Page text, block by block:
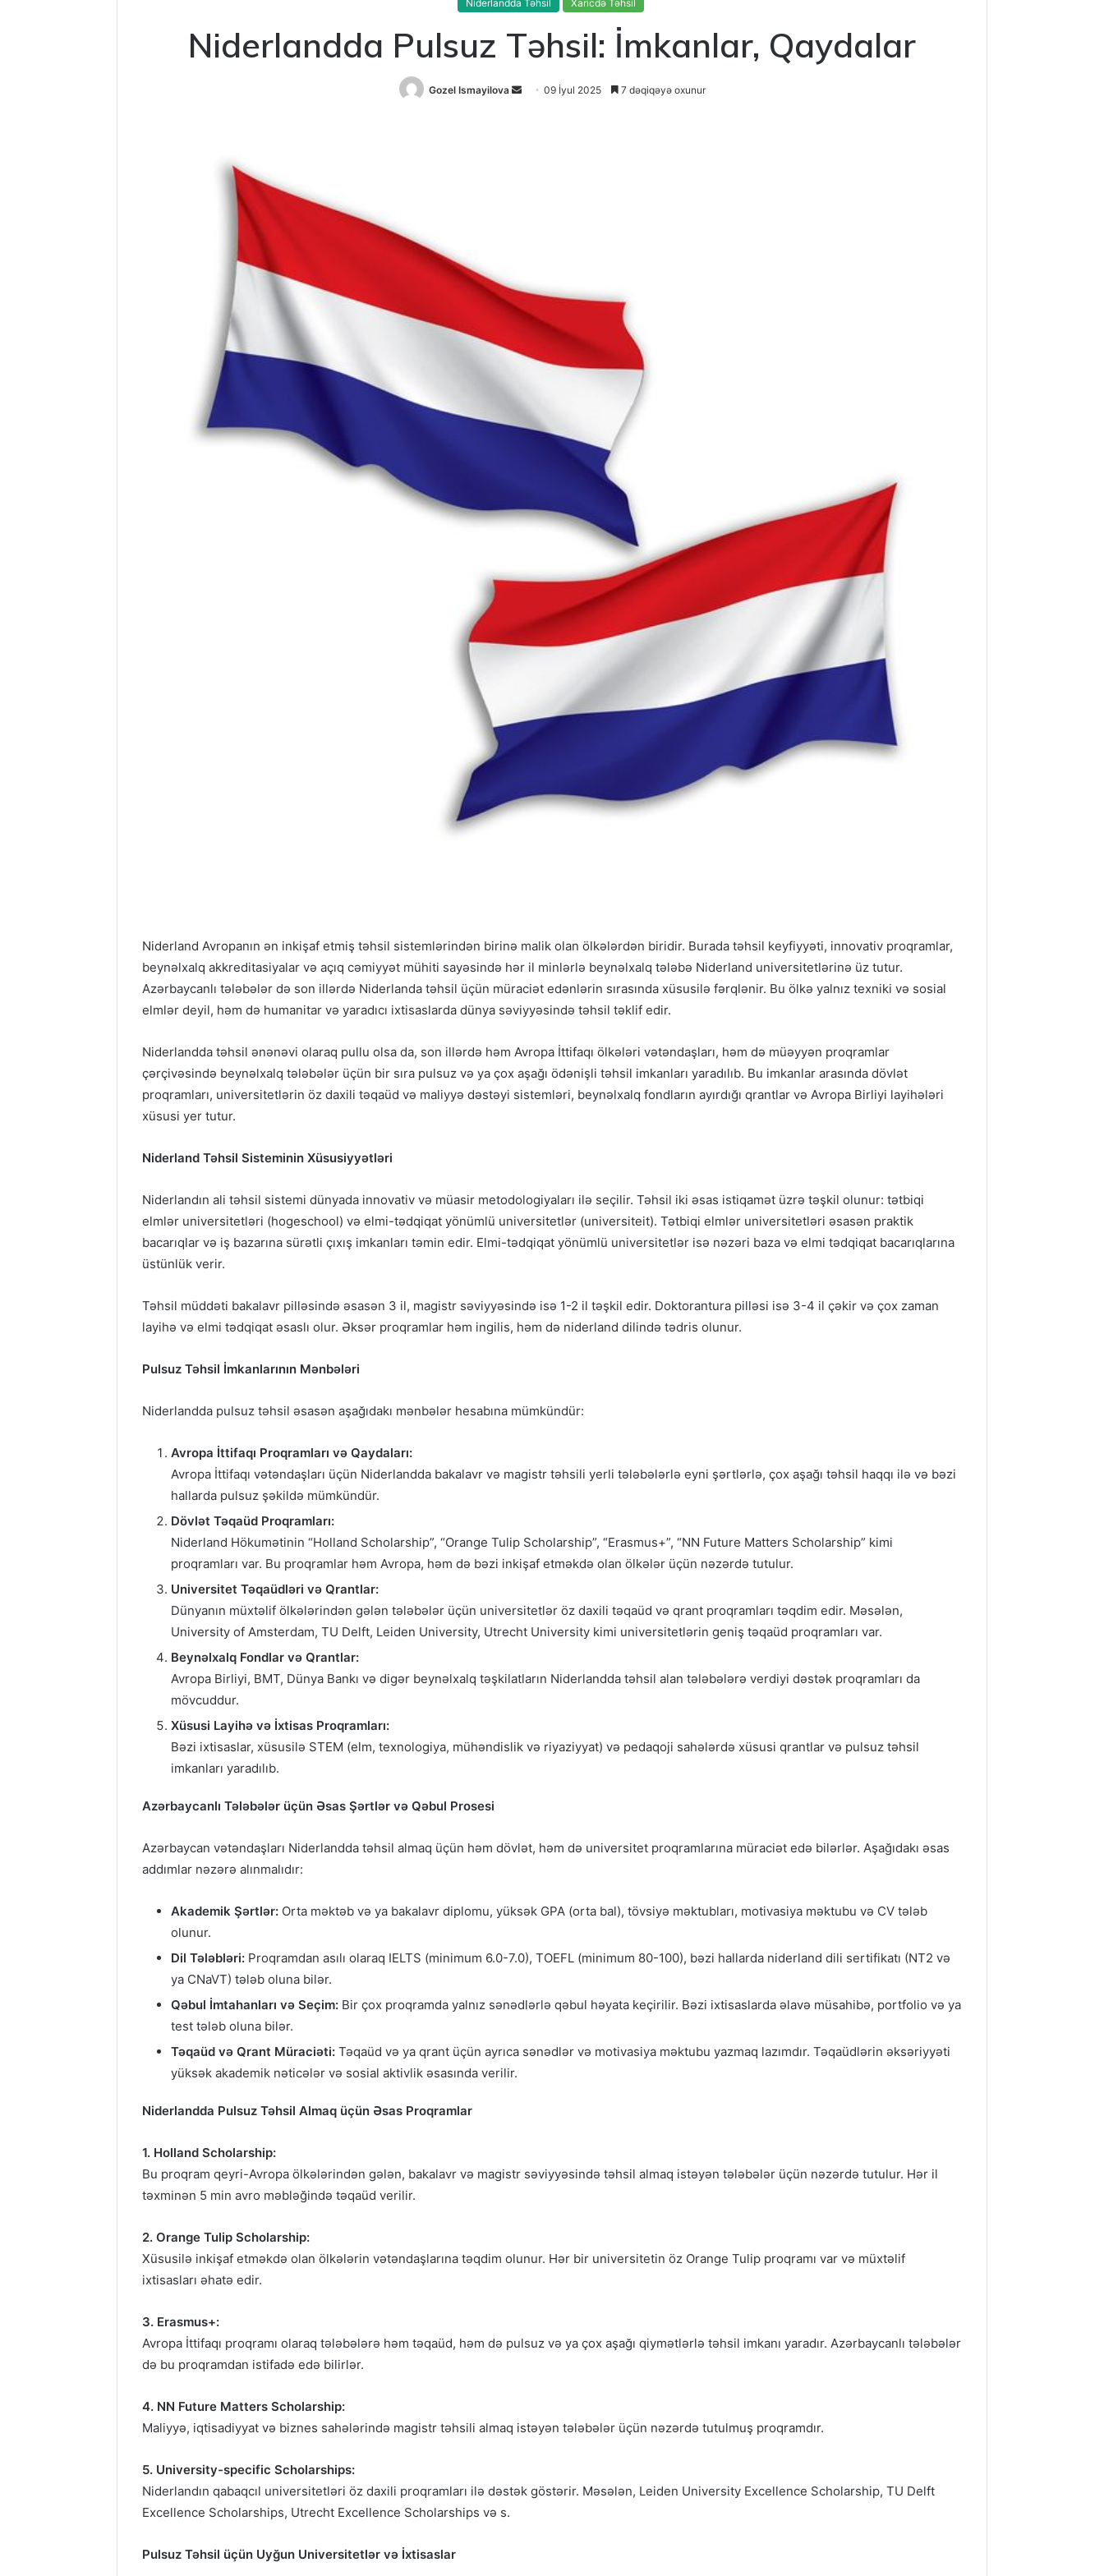
Niderlandda Təhsil Xaricdə Təhsil
Niderlandda Pulsuz Təhsil: İmkanlar, Qaydalar
Gozel Ismayilova
Send09 İyul 2025 7 dəqiqəyə oxunur
Niderland Avropanın ən inkişaf etmiş təhsil sistemlərindən birinə malik olan ölkələrdən biridir. Burada təhsil keyfiyyəti, innovativ proqramlar,
beynəlxalq akkreditasiyalar və açıq cəmiyyət mühiti sayəsində hər il minlərlə beynəlxalq tələbə Niderland universitetlərinə üz tutur.
Azərbaycanlı tələbələr də son illərdə Niderlanda təhsil üçün müraciət edənlərin sırasında xüsusilə fərqlənir. Bu ölkə yalnız texniki və sosial
elmlər deyil, həm də humanitar və yaradıcı ixtisaslarda dünya səviyyəsində təhsil təklif edir.
Niderlandda təhsil ənənəvi olaraq pullu olsa da, son illərdə həm Avropa İttifaqı ölkələri vətəndaşları, həm də müəyyən proqramlar
çərçivəsində beynəlxalq tələbələr üçün bir sıra pulsuz və ya çox aşağı ödənişli təhsil imkanları yaradılıb. Bu imkanlar arasında dövlət
proqramları, universitetlərin öz daxili təqaüd və maliyyə dəstəyi sistemləri, beynəlxalq fondların ayırdığı qrantlar və Avropa Birliyi layihələri
xüsusi yer tutur.
Niderland Təhsil Sisteminin Xüsusiyyətləri
Niderlandın ali təhsil sistemi dünyada innovativ və müasir metodologiyaları ilə seçilir. Təhsil iki əsas istiqamət üzrə təşkil olunur: tətbiqi
elmlər universitetləri (hogeschool) və elmi-tədqiqat yönümlü universitetlər (universiteit). Tətbiqi elmlər universitetləri əsasən praktik
bacarıqlar və iş bazarına sürətli çıxış imkanları təmin edir. Elmi-tədqiqat yönümlü universitetlər isə nəzəri baza və elmi tədqiqat bacarıqlarına
üstünlük verir.
Təhsil müddəti bakalavr pilləsində əsasən 3 il, magistr səviyyəsində isə 1-2 il təşkil edir. Doktorantura pilləsi isə 3-4 il çəkir və çox zaman
layihə və elmi tədqiqat əsaslı olur. Əksər proqramlar həm ingilis, həm də niderland dilində tədris olunur.
Pulsuz Təhsil İmkanlarının Mənbələri
Niderlandda pulsuz təhsil əsasən aşağıdakı mənbələr hesabına mümkündür:
Avropa İttifaqı Proqramları və Qaydaları:
Avropa İttifaqı vətəndaşları üçün Niderlandda bakalavr və magistr təhsili yerli tələbələrlə eyni şərtlərlə, çox aşağı təhsil haqqı ilə və bəzi
hallarda pulsuz şəkildə mümkündür.
Dövlət Təqaüd Proqramları:
Niderland Hökumətinin “Holland Scholarship”, “Orange Tulip Scholarship”, “Erasmus+”, “NN Future Matters Scholarship” kimi
proqramları var. Bu proqramlar həm Avropa, həm də bəzi inkişaf etməkdə olan ölkələr üçün nəzərdə tutulur.
Universitet Təqaüdləri və Qrantlar:
Dünyanın müxtəlif ölkələrindən gələn tələbələr üçün universitetlər öz daxili təqaüd və qrant proqramları təqdim edir. Məsələn,
University of Amsterdam, TU Delft, Leiden University, Utrecht University kimi universitetlərin geniş təqaüd proqramları var.
Beynəlxalq Fondlar və Qrantlar:
Avropa Birliyi, BMT, Dünya Bankı və digər beynəlxalq təşkilatların Niderlandda təhsil alan tələbələrə verdiyi dəstək proqramları da
mövcuddur.
Xüsusi Layihə və İxtisas Proqramları:
Bəzi ixtisaslar, xüsusilə STEM (elm, texnologiya, mühəndislik və riyaziyyat) və pedaqoji sahələrdə xüsusi qrantlar və pulsuz təhsil
imkanları yaradılıb.
Azərbaycanlı Tələbələr üçün Əsas Şərtlər və Qəbul Prosesi
Azərbaycan vətəndaşları Niderlandda təhsil almaq üçün həm dövlət, həm də universitet proqramlarına müraciət edə bilərlər. Aşağıdakı əsas
addımlar nəzərə alınmalıdır:
Akademik Şərtlər: Orta məktəb və ya bakalavr diplomu, yüksək GPA (orta bal), tövsiyə məktubları, motivasiya məktubu və CV tələb
olunur.
Dil Tələbləri: Proqramdan asılı olaraq IELTS (minimum 6.0-7.0), TOEFL (minimum 80-100), bəzi hallarda niderland dili sertifikatı (NT2 və
ya CNaVT) tələb oluna bilər.
Qəbul İmtahanları və Seçim: Bir çox proqramda yalnız sənədlərlə qəbul həyata keçirilir. Bəzi ixtisaslarda əlavə müsahibə, portfolio və ya
test tələb oluna bilər.
Təqaüd və Qrant Müraciəti: Təqaüd və ya qrant üçün ayrıca sənədlər və motivasiya məktubu yazmaq lazımdır. Təqaüdlərin əksəriyyəti
yüksək akademik nəticələr və sosial aktivlik əsasında verilir.
Niderlandda Pulsuz Təhsil Almaq üçün Əsas Proqramlar
1. Holland Scholarship:
Bu proqram qeyri-Avropa ölkələrindən gələn, bakalavr və magistr səviyyəsində təhsil almaq istəyən tələbələr üçün nəzərdə tutulur. Hər il
təxminən 5 min avro məbləğində təqaüd verilir.
2. Orange Tulip Scholarship:
Xüsusilə inkişaf etməkdə olan ölkələrin vətəndaşlarına təqdim olunur. Hər bir universitetin öz Orange Tulip proqramı var və müxtəlif
ixtisasları əhatə edir.
3. Erasmus+:
Avropa İttifaqı proqramı olaraq tələbələrə həm təqaüd, həm də pulsuz və ya çox aşağı qiymətlərlə təhsil imkanı yaradır. Azərbaycanlı tələbələr
də bu proqramdan istifadə edə bilirlər.
4. NN Future Matters Scholarship:
Maliyyə, iqtisadiyyat və biznes sahələrində magistr təhsili almaq istəyən tələbələr üçün nəzərdə tutulmuş proqramdır.
5. University-specific Scholarships:
Niderlandın qabaqcıl universitetləri öz daxili proqramları ilə dəstək göstərir. Məsələn, Leiden University Excellence Scholarship, TU Delft
Excellence Scholarships, Utrecht Excellence Scholarships və s.
Pulsuz Təhsil üçün Uyğun Universitetlər və İxtisaslar